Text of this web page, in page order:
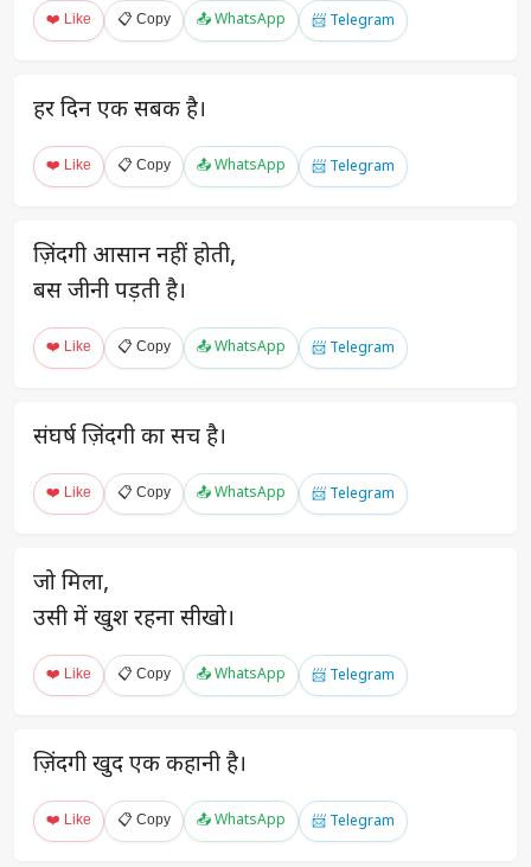
❤️ Like 📋 Copy 📤 WhatsApp 📨 Telegram
हर दिन एक सबक है।
❤️ Like 📋 Copy 📤 WhatsApp 📨 Telegram
ज़िंदगी आसान नहीं होती,
बस जीनी पड़ती है।
❤️ Like 📋 Copy 📤 WhatsApp 📨 Telegram
संघर्ष ज़िंदगी का सच है।
❤️ Like 📋 Copy 📤 WhatsApp 📨 Telegram
जो मिला,
उसी में खुश रहना सीखो।
❤️ Like 📋 Copy 📤 WhatsApp 📨 Telegram
ज़िंदगी खुद एक कहानी है।
❤️ Like 📋 Copy 📤 WhatsApp 📨 Telegram